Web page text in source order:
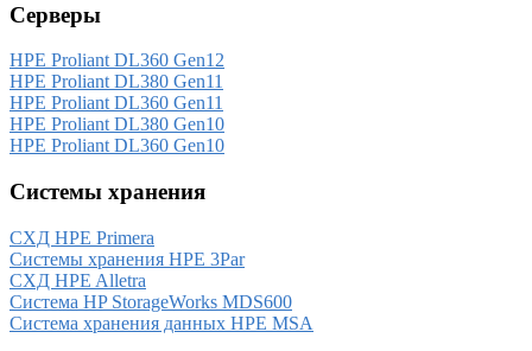
Серверы
HPE Proliant DL360 Gen12
HPE Proliant DL380 Gen11
HPE Proliant DL360 Gen11
HPE Proliant DL380 Gen10
HPE Proliant DL360 Gen10
Системы хранения
СХД HPE Primera
Системы хранения HPE 3Par
СХД HPE Alletra
Система HP StorageWorks MDS600
Система хранения данных HPE MSA